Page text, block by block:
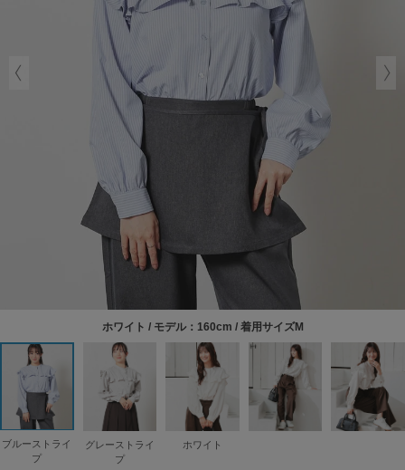
ホワイト / モデル：160cm / 着用サイズM
ブルーストライ
プ
グレーストライ
プ
ホワイト